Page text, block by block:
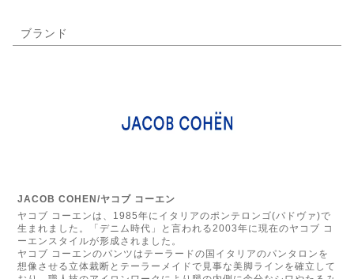
ブランド
JACOB COHEN/ヤコブ コーエン
ヤコブ コーエンは、1985年にイタリアのポンテロンゴ(パドヴァ)で
生まれました。「デニム時代」と言われる2003年に現在のヤコブ コ
ーエンスタイルが形成されました。
ヤコブ コーエンのパンツはテーラードの国イタリアのパンタロンを
想像させる立体裁断とテーラーメイドで見事な美脚ラインを確立して